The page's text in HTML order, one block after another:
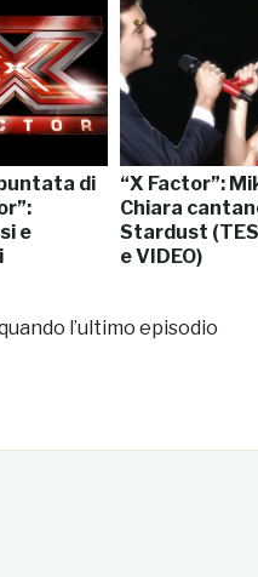
di
e
“X Factor”:
Chiara
Stardust
e VIDEO)
l’ultimo episodio